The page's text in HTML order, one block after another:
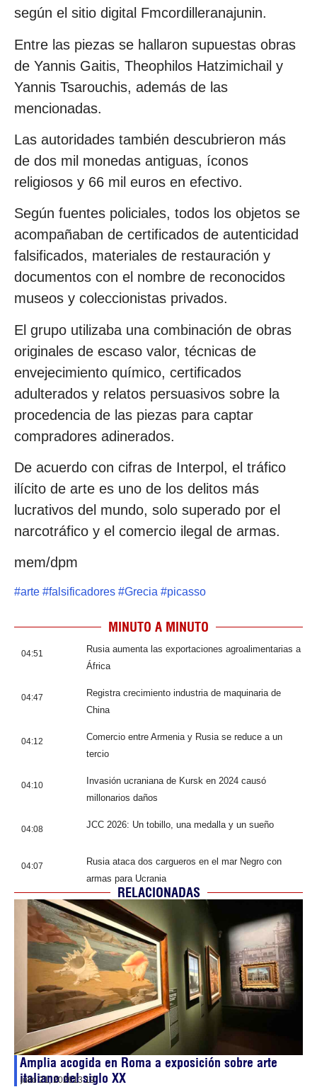
según el sitio digital Fmcordilleranajunin.
Entre las piezas se hallaron supuestas obras
de Yannis Gaitis, Theophilos Hatzimichail y
Yannis Tsarouchis, además de las
mencionadas.
Las autoridades también descubrieron más
de dos mil monedas antiguas, íconos
religiosos y 66 mil euros en efectivo.
Según fuentes policiales, todos los objetos se
acompañaban de certificados de autenticidad
falsificados, materiales de restauración y
documentos con el nombre de reconocidos
museos y coleccionistas privados.
El grupo utilizaba una combinación de obras
originales de escaso valor, técnicas de
envejecimiento químico, certificados
adulterados y relatos persuasivos sobre la
procedencia de las piezas para captar
compradores adinerados.
De acuerdo con cifras de Interpol, el tráfico
ilícito de arte es uno de los delitos más
lucrativos del mundo, solo superado por el
narcotráfico y el comercio ilegal de armas.
mem/dpm
#arte #falsificadores #Grecia #picasso
MINUTO A MINUTO
04:51
Rusia aumenta las exportaciones agroalimentarias a
África
04:47
Registra crecimiento industria de maquinaria de
China
04:12
Comercio entre Armenia y Rusia se reduce a un
tercio
04:10
Invasión ucraniana de Kursk en 2024 causó
millonarios daños
04:08 JCC 2026: Un tobillo, una medalla y un sueño
04:07
Rusia ataca dos cargueros en el mar Negro con
armas para Ucrania
RELACIONADAS
Amplia acogida en Roma a exposición sobre arte
italiano del siglo XX
julio 21, 202613:19